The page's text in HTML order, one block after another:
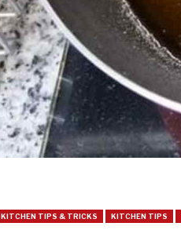
KITCHEN TIPS & TRICKS KITCHEN TIPS